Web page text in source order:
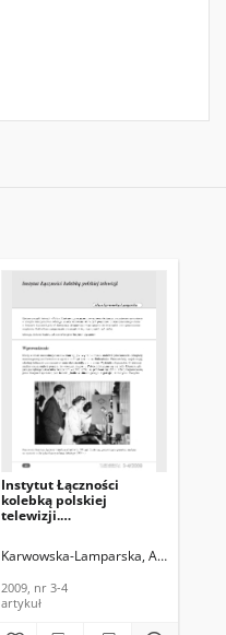
Instytut Łączności
kolebką polskiej
telewizji.
2009, nr 3-4
Karwowska-Lamparska, Alina
2009, nr 3-4
artykuł